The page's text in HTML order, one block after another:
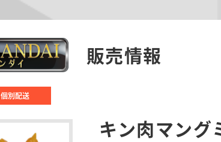
販売情報
個別配送
キン肉マング